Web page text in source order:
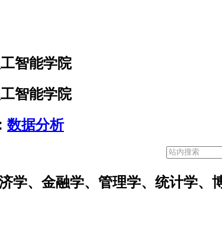
智能学院
智能学院
数据分析
学、金融学、管理学、统计学、